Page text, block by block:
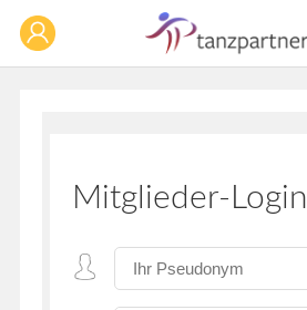
Mitglieder-Login